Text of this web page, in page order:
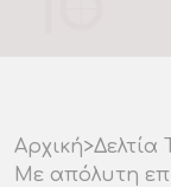
Αρχική>Δελτία
Με απόλυτη